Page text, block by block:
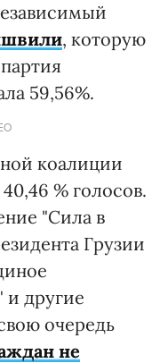
, которую
59,56%.
коалиции
% голосов.
"Сила в
Грузии
и другие
очередь
не